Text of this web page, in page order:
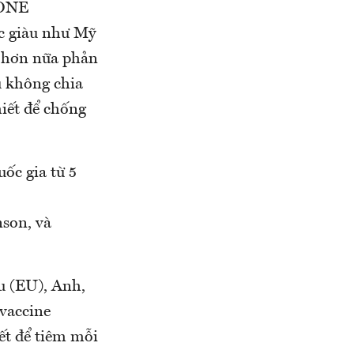
giàu như Mỹ
nữa phản
không chia
để chống
gia từ 5
và
(EU), Anh,
để tiêm mỗi